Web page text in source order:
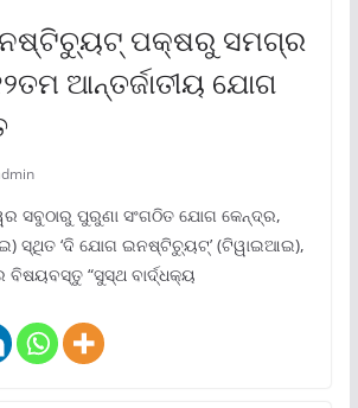
ପକ୍ଷରୁ ସମଗ୍ର
ଆନ୍ତର୍ଜାତୀୟ ଯୋଗ
ସବୁଠାରୁ ପୁରୁଣା ସଂଗଠିତ ଯୋଗ କେନ୍ଦ୍ର,
ସ୍ଥିତ ‘ଦି ଯୋଗ ଇନଷ୍ଟିଚ୍ୟୁଟ୍‌’ (ଟିୱାଇଆଇ),
“ସୁସ୍ଥ ବାର୍ଦ୍ଧକ୍ୟ